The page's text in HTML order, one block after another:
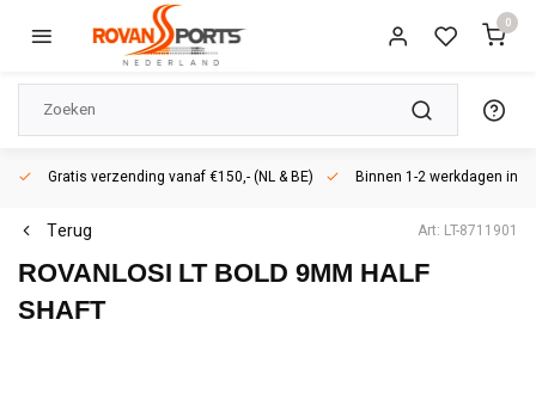
0
Gratis verzending vanaf €150,- (NL & BE) Binnen 1-2 werkdagen in
Terug Art: LT-8711901
ROVANLOSI LT BOLD 9MM HALF
SHAFT